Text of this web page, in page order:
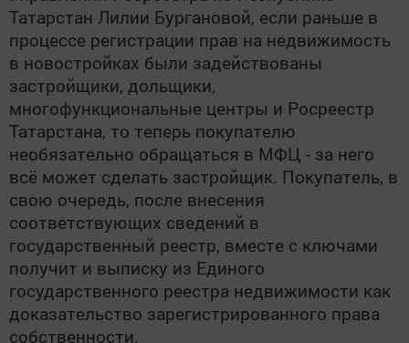
Татарстан Лилии Бургановой, если раньше в
процессе регистрации прав на недвижимость
в новостройках были задействованы
застройщики, дольщики,
многофункциональные центры и Росреестр
Татарстана, то теперь покупателю
необязательно обращаться в МФЦ - за него
всё может сделать застройщик. Покупатель, в
свою очередь, после внесения
соответствующих сведений в
государственный реестр, вместе с ключами
получит и выписку из Единого
государственного реестра недвижимости как
доказательство зарегистрированного права
собственности.